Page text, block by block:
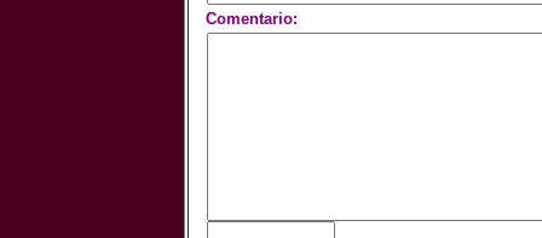
Comentario: